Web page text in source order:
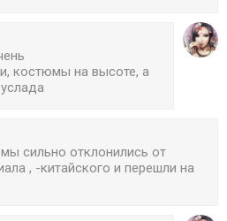
костюмы на высоте, а
сильно отклонились от
, -китайского и перешли на